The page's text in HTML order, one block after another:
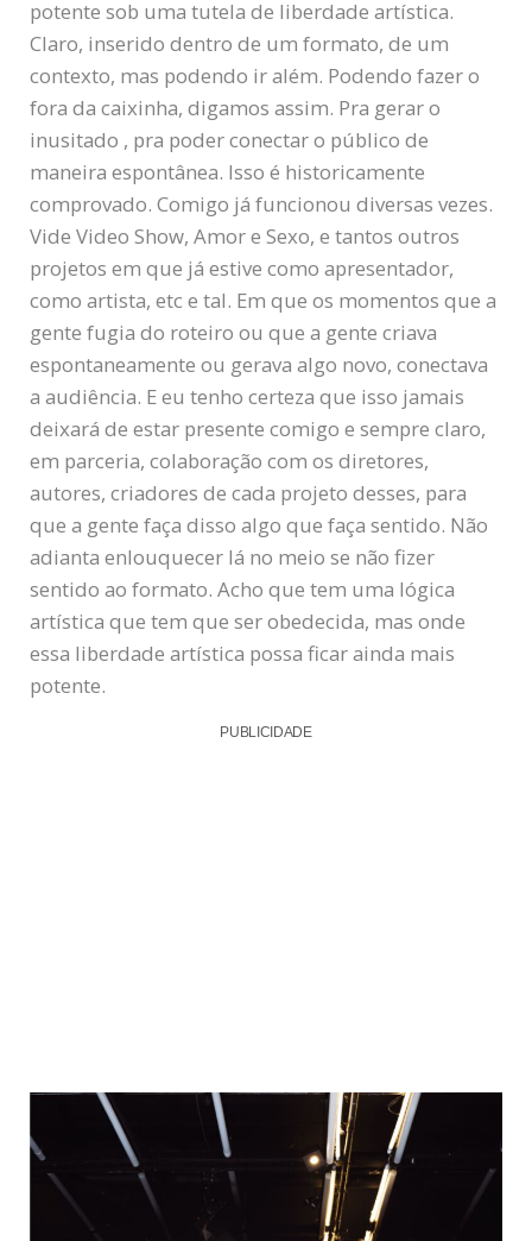
potente sob uma tutela de liberdade artística.
Claro, inserido dentro de um formato, de um
contexto, mas podendo ir além. Podendo fazer o
fora da caixinha, digamos assim. Pra gerar o
inusitado , pra poder conectar o público de
maneira espontânea. Isso é historicamente
comprovado. Comigo já funcionou diversas vezes.
Vide Video Show, Amor e Sexo, e tantos outros
projetos em que já estive como apresentador,
como artista, etc e tal. Em que os momentos que a
gente fugia do roteiro ou que a gente criava
espontaneamente ou gerava algo novo, conectava
a audiência. E eu tenho certeza que isso jamais
deixará de estar presente comigo e sempre claro,
em parceria, colaboração com os diretores,
autores, criadores de cada projeto desses, para
que a gente faça disso algo que faça sentido. Não
adianta enlouquecer lá no meio se não fizer
sentido ao formato. Acho que tem uma lógica
artística que tem que ser obedecida, mas onde
essa liberdade artística possa ficar ainda mais
potente.
PUBLICIDADE